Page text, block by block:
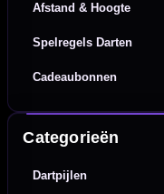
Afstand & Hoogte
Spelregels Darten
Cadeaubonnen
Categorieën
Dartpijlen